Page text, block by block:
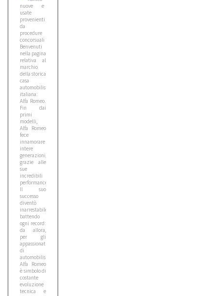
Bitelli
10
Bmw
Bobcat
Bomag
3
Case
Caterpillar
1
Cat
Benvenuti
nella pagina
relativa al
marchio
della storica
casa
automobilistica
italiana:
Alfa Romeo.
Fin dai
primi
modelli,
Alfa Romeo
fece
innamorare
intere
generazioni,
grazie alle
sue
incredibili
performance.
Il suo
successo
diventò
inarrestabile,
battendo
ogni record:
da allora,
per gli
appassionati
di
automobilismo,
Alfa Romeo
è simbolo di
costante
evoluzione
tecnica e